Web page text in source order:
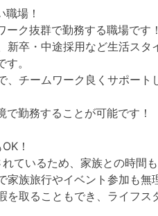
場！
ク抜群で勤務する職場です！
新卒・中途採用など生活ス
。
、チームワーク良くサポート
勤務することが可能です！
！
ているため、家族との時間
族旅行やイベント参加も無
を取ることもでき、ライフ